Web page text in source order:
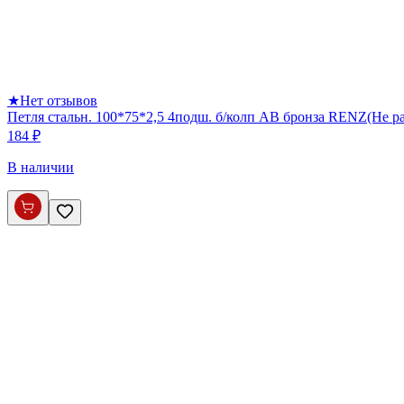
★Нет отзывов
Петля стальн. 100*75*2,5 4подш. б/колп AB бронза RENZ(Не
184 ₽
В наличии